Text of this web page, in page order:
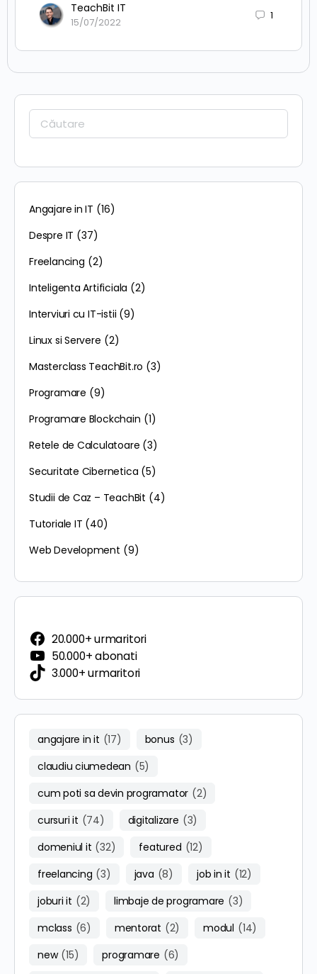
TeachBit IT
15/07/2022
1
Caută:
Angajare in IT (16)
Despre IT (37)
Freelancing (2)
Inteligenta Artificiala (2)
Interviuri cu IT-istii (9)
Linux si Servere (2)
Masterclass TeachBit.ro (3)
Programare (9)
Programare Blockchain (1)
Retele de Calculatoare (3)
Securitate Cibernetica (5)
Studii de Caz – TeachBit (4)
Tutoriale IT (40)
Web Development (9)
20.000+ urmaritori
50.000+ abonati
3.000+ urmaritori
angajare in it (17) bonus (3)
claudiu ciumedean (5)
cum poti sa devin programator (2)
cursuri it (74) digitalizare (3)
domeniul it (32) featured (12)
freelancing (3) java (8) job in it (12)
joburi it (2) limbaje de programare (3)
mclass (6) mentorat (2) modul (14)
new (15) programare (6)